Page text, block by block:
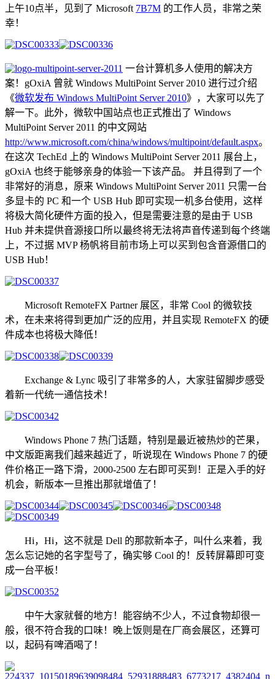
上午10点半，见到了 Microsoft 7B7M 的工作人员，非常之荣
幸！
一台计算机多人使用的解决方
案！gOxiA 曾就 Windows MultiPoint Server 2010 进行过介绍
《微软发布 Windows MultiPoint Server 2010》，大家可以先了
解一下。此外，微软中国站点也正式推出了 Windows
MultiPoint Server 2011 的中文网站
http://www.microsoft.com/china/windows/multipoint/default.aspx。
在这次 TechEd 上的 Windows MultiPoint Server 2011 展台上，
gOxiA 也终于能够亲身的体验一下该产品。 并且得到了一个
非常好的消息，原来 Windows MultiPoint Server 2011 只需一台
多显卡的 PC 和一个 USB Hub 即可实现一机多台使用，这样
将极大简化硬件方面的投入，但是需要注意的是由于 USB
Hub 并未提供音源接口所以最终将无法将声音传递到每个终端
上，不过据 MVP 杨帆将目前市场上可以买到包含音源借口的
USB Hub！
Microsoft RemoteFX Partner 展区，非常 Cool 的微软技
术，在未来将得到更加广泛的应用，并且实现 RemoteFX 的硬
件成本也将极大降低！
Exchange & Lync 吸引了非常多的人，大家驻留脚步感受
着新一代统一通信技术！
Windows Phone 7 热门话题，特别是最近被热炒的芒果，
中文版距离我们越来越近了，听说现在 Windows Phone 7 的硬
件价格正一路下滑，2000-2500 左右即可买到！正是入手的好
机会，新版本一旦推出那就增值了！
Hi，Hi，这不就是 Dell 的那款新本子，叫什么来着，我
怎么忘记她的名字型号了，确实够 Cool 的！反转屏幕即可变
成一台平板！
中午大家就餐的地方！能容纳不少人，不过食物却很一
般，很不符合我的口味！晚上饭则是在厂商会展区，还算可
以，起码有啤酒喝了！